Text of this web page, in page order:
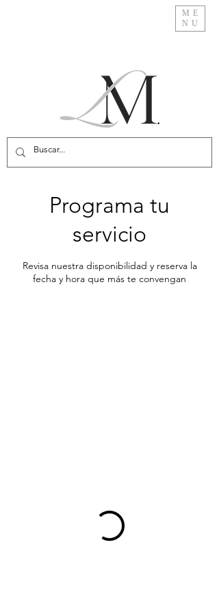
ME
NU
Programa tu
servicio
Revisa nuestra disponibilidad y reserva la
fecha y hora que más te convengan